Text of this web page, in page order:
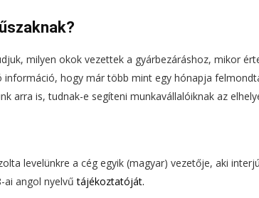
milyen okok vezettek a gyárbezáráshoz, mikor
hogy már több mint egy hónapja
arra is, tudnak-e segíteni munkavállalóiknak az
levelünkre a cég egyik (magyar) vezetője, aki
ai angol nyelvűtájékoztatóját.